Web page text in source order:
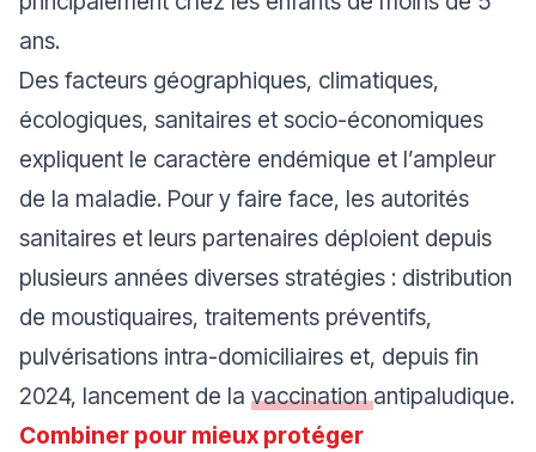
ans.
Des facteurs géographiques, climatiques,
écologiques, sanitaires et socio-économiques
expliquent le caractère endémique et l’ampleur
de la maladie. Pour y faire face, les autorités
sanitaires et leurs partenaires déploient depuis
plusieurs années diverses stratégies : distribution
de moustiquaires, traitements préventifs,
pulvérisations intra-domiciliaires et, depuis fin
2024, lancement de la vaccinationantipaludique.
Combiner pour mieux protéger